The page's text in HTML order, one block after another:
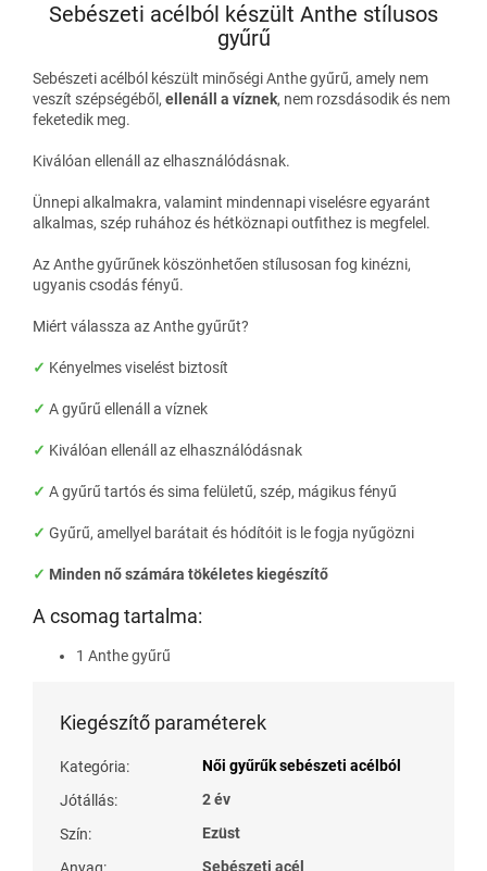
Sebészeti acélból készült Anthe stílusos
gyűrű
Sebészeti acélból készült minőségi Anthe gyűrű, amely nem
veszít szépségéből, ellenáll a víznek, nem rozsdásodik és nem
feketedik meg.
Kiválóan ellenáll az elhasználódásnak.
Ünnepi alkalmakra, valamint mindennapi viselésre egyaránt
alkalmas, szép ruhához és hétköznapi outfithez is megfelel.
Az Anthe gyűrűnek köszönhetően stílusosan fog kinézni,
ugyanis csodás fényű.
Miért válassza az Anthe gyűrűt?
✓ Kényelmes viselést biztosít
✓ A gyűrű ellenáll a víznek
✓ Kiválóan ellenáll az elhasználódásnak
✓ A gyűrű tartós és sima felületű, szép, mágikus fényű
✓ Gyűrű, amellyel barátait és hódítóit is le fogja nyűgözni
✓ Minden nő számára tökéletes kiegészítő
A csomag tartalma:
1 Anthe gyűrű
Kiegészítő paraméterek
Kategória:
Női gyűrűk sebészeti acélból
Jótállás:
2 év
Szín:
Ezüst
Sebészeti acél